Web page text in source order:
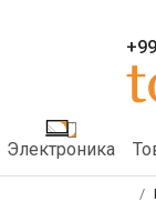
Электроника